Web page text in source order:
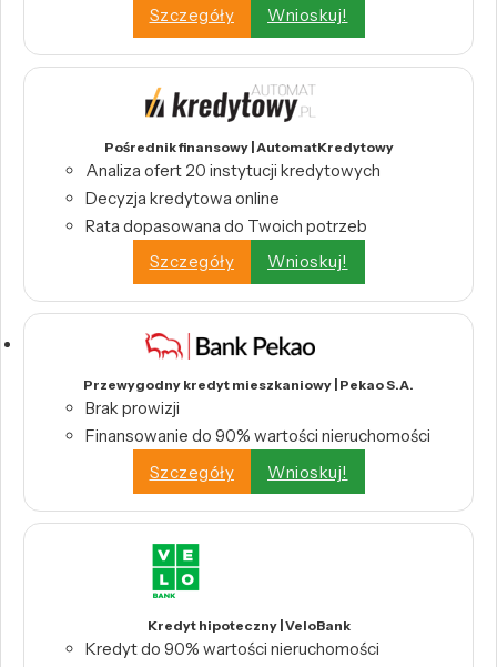
Szczegóły
Wnioskuj!
Pośrednik finansowy | AutomatKredytowy
Analiza ofert 20 instytucji kredytowych
Decyzja kredytowa online
Rata dopasowana do Twoich potrzeb
Szczegóły
Wnioskuj!
Przewygodny kredyt mieszkaniowy | Pekao S.A.
Brak prowizji
Finansowanie do 90% wartości nieruchomości
Szczegóły
Wnioskuj!
Kredyt hipoteczny | VeloBank
Kredyt do 90% wartości nieruchomości